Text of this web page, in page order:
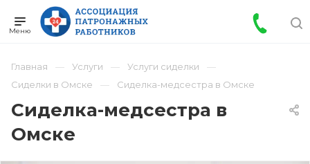
Главная Услуги
Услуги сиделки
Сиделки в Омске
Сиделка-медсестра в Омске
Сиделка-медсестра в
Омске